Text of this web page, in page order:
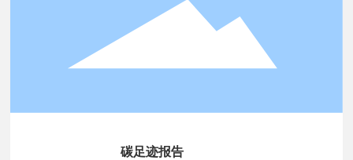
碳足迹报告